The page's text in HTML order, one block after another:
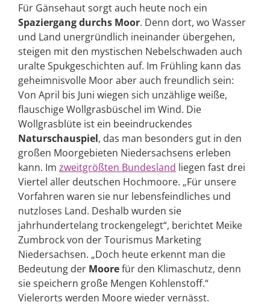
Für Gänsehaut sorgt auch heute noch ein
Spaziergang durchs Moor. Denn dort, wo Wasser
und Land unergründlich ineinander übergehen,
steigen mit den mystischen Nebelschwaden auch
uralte Spukgeschichten auf. Im Frühling kann das
geheimnisvolle Moor aber auch freundlich sein:
Von April bis Juni wiegen sich unzählige weiße,
flauschige Wollgrasbüschel im Wind. Die
Wollgrasblüte ist ein beeindruckendes
Naturschauspiel, das man besonders gut in den
großen Moorgebieten Niedersachsens erleben
kann. Im zweitgrößten Bundesland liegen fast drei
Viertel aller deutschen Hochmoore. „Für unsere
Vorfahren waren sie nur lebensfeindliches und
nutzloses Land. Deshalb wurden sie
jahrhundertelang trockengelegt“, berichtet Meike
Zumbrock von der Tourismus Marketing
Niedersachsen. „Doch heute erkennt man die
Bedeutung der Moorefür den Klimaschutz, denn
sie speichern große Mengen Kohlenstoff.“
Vielerorts werden Moore wieder vernässt.